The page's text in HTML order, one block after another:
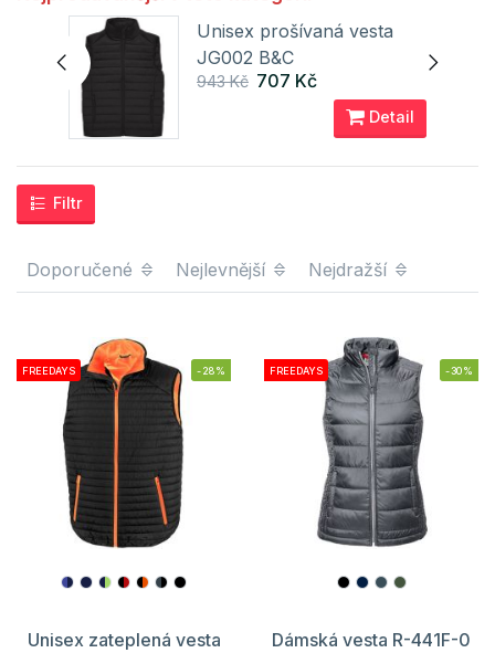
Unisex prošívaná vesta
JG002 B&C
943 Kč 707 Kč
Detail
Filtr
Doporučené Nejlevnější Nejdražší
FREEDAYS -28%
Unisex zateplená vesta
FREEDAYS -30%
Dámská vesta R-441F-0